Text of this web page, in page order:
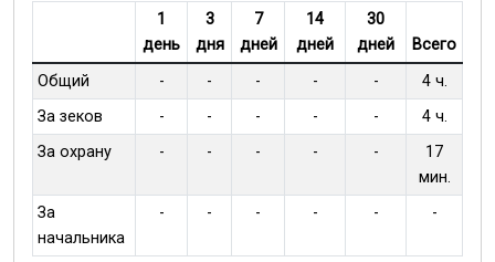
1
день
3
дня
7
дней
14
дней
30
дней
Всего
Общий
- - - - -
4 ч.
За зеков
- - - - -
4 ч.
За охрану
- - - - -
17
мин.
За
начальника
- - - - - -